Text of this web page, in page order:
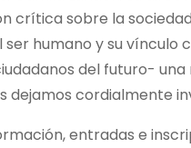
crítica sobre la
humano y su vínculo
del futuro-
dejamos cordialmente
entradas e